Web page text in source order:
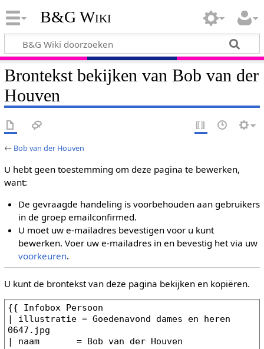
B&G Wiki
Brontekst bekijken van Bob van der
Houven
← Bob van der Houven
U hebt geen toestemming om deze pagina te bewerken,
want:
De gevraagde handeling is voorbehouden aan gebruikers
in de groep emailconfirmed.
U moet uw e-mailadres bevestigen voor u kunt
bewerken. Voer uw e-mailadres in en bevestig het via uw
voorkeuren.
U kunt de brontekst van deze pagina bekijken en kopiëren.